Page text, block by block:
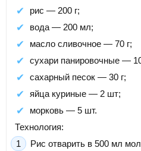
рис — 200 г;
вода — 200 мл;
масло сливочное — 70 г;
сухари панировочные —
сахарный песок — 30 г;
яйца куриные — 2 шт;
морковь — 5 шт.
Технология:
Рис отварить в 500 мл